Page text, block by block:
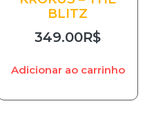
BLITZ
349.00R$
Adicionar ao carrinho